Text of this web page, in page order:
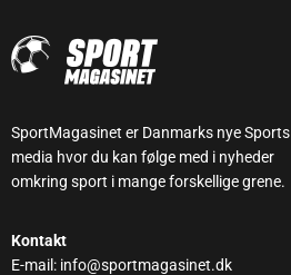
SportMagasinet er Danmarks nye Sports
media hvor du kan følge med i nyheder
omkring sport i mange forskellige grene.
Kontakt
E-mail: info@sportmagasinet.dk